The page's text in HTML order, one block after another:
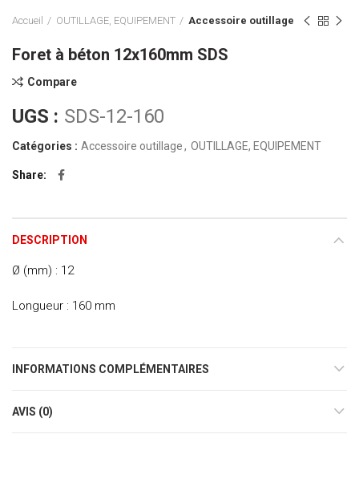
Accueil OUTILLAGE, EQUIPEMENT Accessoire outillage
Foret à béton 12x160mm SDS
Compare
UGS : SDS-12-160
Catégories : Accessoire outillage, OUTILLAGE, EQUIPEMENT
Share
DESCRIPTION
Ø (mm) : 12
Longueur : 160 mm
INFORMATIONS COMPLÉMENTAIRES
AVIS (0)